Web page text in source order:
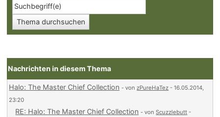
Nachrichten in diesem Thema
Halo: The Master Chief Collection - vonzPureHaTez - 16.05.2014,
23:20
RE: Halo: The Master Chief Collection - vonScuzzlebutt -